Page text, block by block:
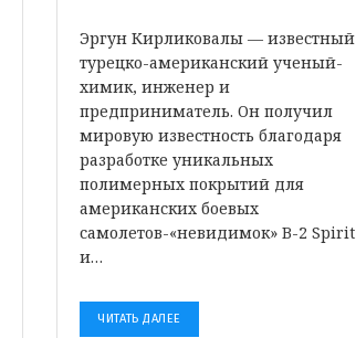
Эргун Кирликовалы — известный
турецко-американский ученый-
химик, инженер и
предприниматель. Он получил
мировую известность благодаря
разработке уникальных
полимерных покрытий для
американских боевых
самолетов-«невидимок» B-2 Spirit
и…
ЧИТАТЬ ДАЛЕЕ